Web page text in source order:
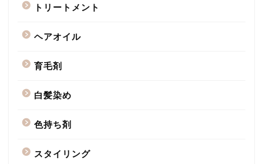
トリートメント
ヘアオイル
育毛剤
白髪染め
色持ち剤
スタイリング